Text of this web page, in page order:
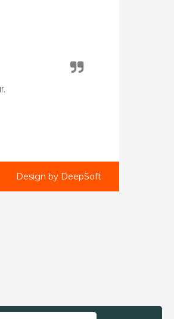
Design by DeepSoft